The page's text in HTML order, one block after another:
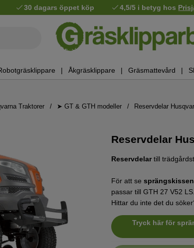
30 dagars öppet köp 4,5/5 i betyg hos
Åkgräsklippare Gräsmattevård
Traktorer ➤ GT & GTH modeller Reservdelar
Reservdelar
Reservdelartill
För att se sprängskissen
passar till GTH 27 V52 LS.
Hittar du inte det du
Tryck här för